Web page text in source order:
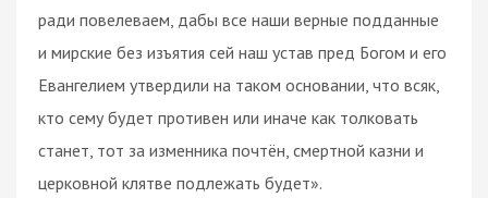
ради повелеваем, дабы все наши верные подданные
и мирские без изъятия сей наш устав пред Богом и его
Евангелием утвердили на таком основании, что всяк,
кто сему будет противен или иначе как толковать
станет, тот за изменника почтён, смертной казни и
церковной клятве подлежать будет».